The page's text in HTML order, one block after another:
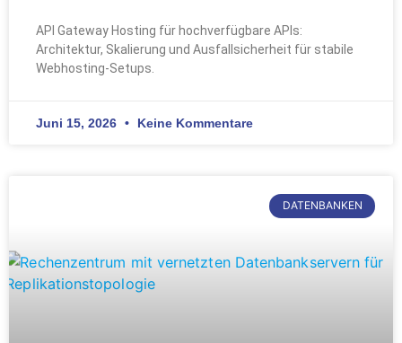
API Gateway Hosting für hochverfügbare APIs:
Architektur, Skalierung und Ausfallsicherheit für stabile
Webhosting-Setups.
Juni 15, 2026 Keine Kommentare
DATENBANKEN